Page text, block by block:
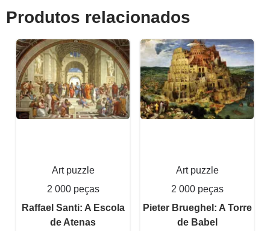
Produtos relacionados
Art puzzle
2 000 peças
Raffael Santi: A Escola
de Atenas
Art puzzle
2 000 peças
Pieter Brueghel: A Torre
de Babel